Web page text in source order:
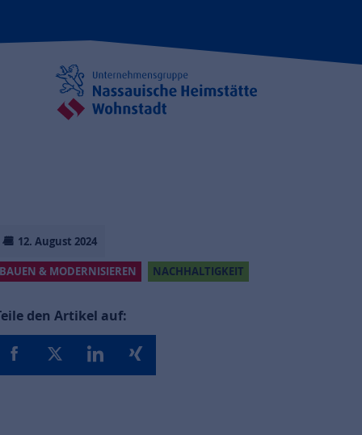
12. August 2024
BAUEN & MODERNISIEREN NACHHALTIGKEIT
den Artikel auf: